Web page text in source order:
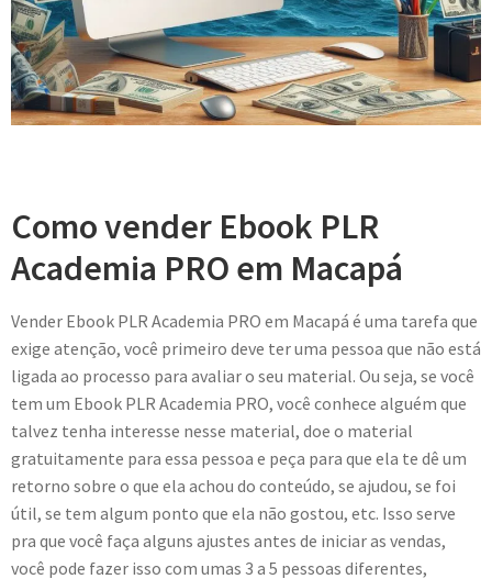
Como vender Ebook PLR
Academia PRO em Macapá
Vender Ebook PLR Academia PRO em Macapá é uma tarefa que
exige atenção, você primeiro deve ter uma pessoa que não está
ligada ao processo para avaliar o seu material. Ou seja, se você
tem um Ebook PLR Academia PRO, você conhece alguém que
talvez tenha interesse nesse material, doe o material
gratuitamente para essa pessoa e peça para que ela te dê um
retorno sobre o que ela achou do conteúdo, se ajudou, se foi
útil, se tem algum ponto que ela não gostou, etc. Isso serve
pra que você faça alguns ajustes antes de iniciar as vendas,
você pode fazer isso com umas 3 a 5 pessoas diferentes,